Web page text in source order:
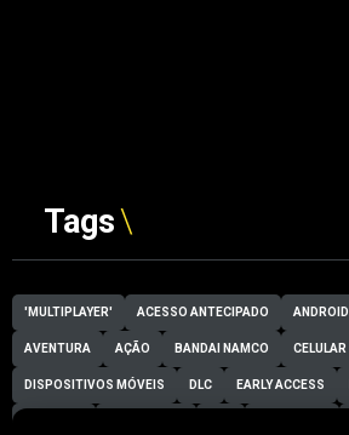
Tags
'MULTIPLAYER' ACESSO ANTECIPADO ANDROID
AVENTURA AÇÃO BANDAI NAMCO CELULAR
DISPOSITIVOS MÓVEIS DLC EARLY ACCESS